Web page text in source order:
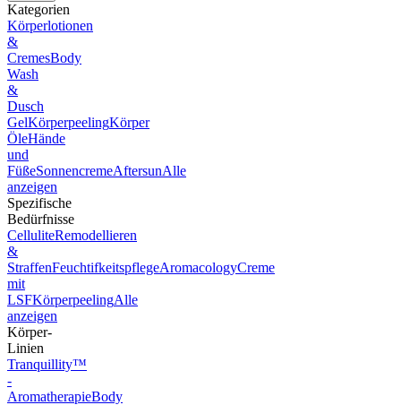
Kategorien
Körperlotionen
&
CremesBody
Wash
&
Dusch
GelKörperpeelingKörper
ÖleHände
und
FüßeSonnencremeAftersunAlle
anzeigen
Spezifische
Bedürfnisse
CelluliteRemodellieren
&
StraffenFeuchtifkeitspflegeAromacologyCreme
mit
LSFKörperpeelingAlle
anzeigen
Körper-
Linien
Tranquillity™
-
AromatherapieBody